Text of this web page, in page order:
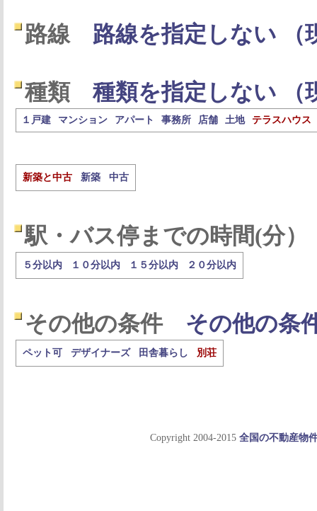
路線 路線を指定しない （
種類 種類を指定しない （
１戸建 マンション アパート 事務所 店舗 土地 テラスハウス
新築と中古 新築 中古
駅・バス停までの時間(分）
５分以内 １０分以内 １５分以内 ２０分以内
その他の条件 その他の条
ペット可 デザイナーズ 田舎暮らし 別荘
Copyright 2004-2015 全国の不動産物